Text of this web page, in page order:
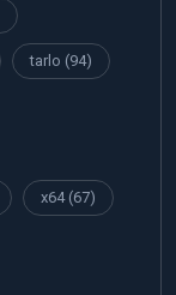
tarlo (94)
x64(67)